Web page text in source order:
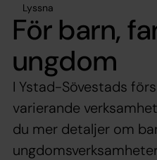
Lyssna
För barn,
ungdom
I Ystad-Sövestads
varierande
du mer detaljer om